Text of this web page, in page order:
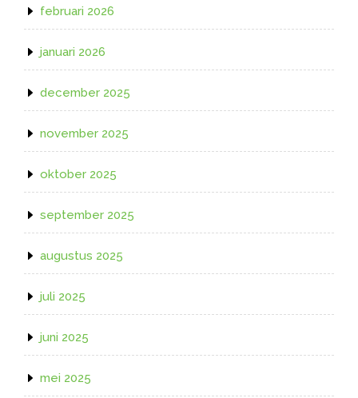
februari 2026
januari 2026
december 2025
november 2025
oktober 2025
september 2025
augustus 2025
juli 2025
juni 2025
mei 2025